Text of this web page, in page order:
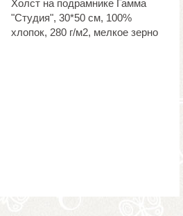
Холст на подрамнике Гамма
"Студия", 30*50 см, 100%
хлопок, 280 г/м2, мелкое зерно